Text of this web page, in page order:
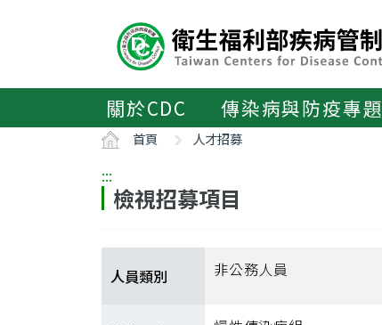
區
關於CDC 傳染病與防疫專題
首頁 人才招募
:::
檢視招募項目
人員類別 非公務人員